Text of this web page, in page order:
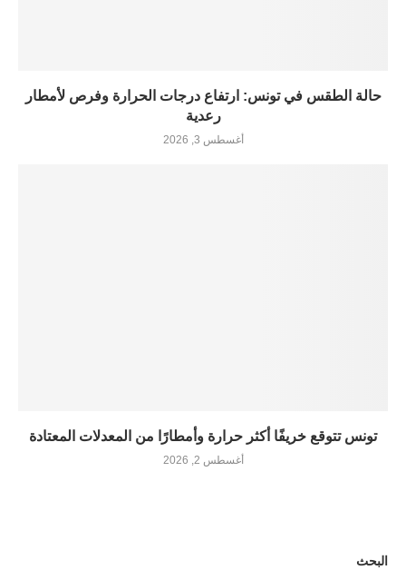
حالة الطقس في تونس: ارتفاع درجات الحرارة وفرص لأمطار
رعدية
أغسطس 3, 2026
تونس تتوقع خريفًا أكثر حرارة وأمطارًا من المعدلات المعتادة
أغسطس 2, 2026
البحث